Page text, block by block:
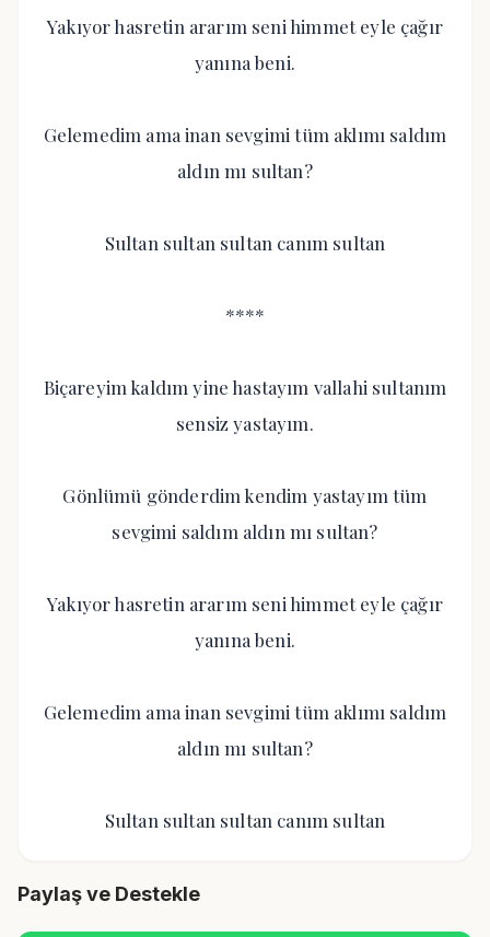
Yakıyor hasretin ararım seni himmet eyle çağır
yanına beni.
Gelemedim ama inan sevgimi tüm aklımı saldım
aldın mı sultan?
Sultan sultan sultan canım sultan
****
Biçareyim kaldım yine hastayım vallahi sultanım
sensiz yastayım.
Gönlümü gönderdim kendim yastayım tüm
sevgimi saldım aldın mı sultan?
Yakıyor hasretin ararım seni himmet eyle çağır
yanına beni.
Gelemedim ama inan sevgimi tüm aklımı saldım
aldın mı sultan?
Sultan sultan sultan canım sultan
Paylaş ve Destekle